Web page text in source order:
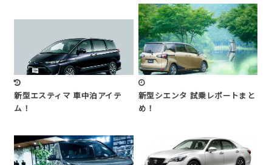
新型エスティマ 車中泊アイテ
ム！
新型シエンタ 試乗レポートまと
め！